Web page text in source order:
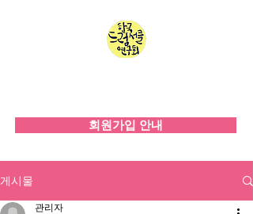
회원가입 안내
게시물
관리자